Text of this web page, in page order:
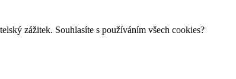
zážitek. Souhlasíte s používáním všech cookies?